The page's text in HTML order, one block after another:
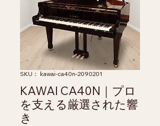
SKU： kawai-ca40n-2090201
KAWAI CA40N｜プロ
を支える厳選された響
き